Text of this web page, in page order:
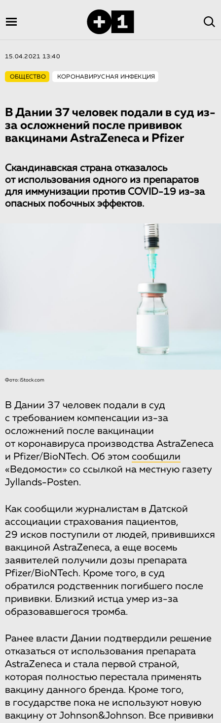
15.04.2021 13:40
ОБЩЕСТВО КОРОНАВИРУСНАЯ ИНФЕКЦИЯ
В Дании 37 человек подали в суд из-
за осложнений после прививок
вакцинами AstraZeneca и Pfizer
Скандинавская страна отказалось
от использования одного из препаратов
для иммунизации против COVID-19 из-за
опасных побочных эффектов.
Фото: iStock.com
В Дании 37 человек подали в суд
с требованием компенсации из-за
осложнений после вакцинации
от коронавируса производства AstraZeneca
и Pfizer/BioNTech. Об этом сообщили
«Ведомости» со ссылкой на местную газету
Jyllands-Posten.
Как сообщили журналистам в Датской
ассоциации страхования пациентов,
29 исков поступили от людей, привившихся
вакциной AstraZeneca, а еще восемь
заявителей получили дозы препарата
Pfizer/BioNTech. Кроме того, в суд
обратился родственник погибшего после
прививки. Близкий истца умер из-за
образовавшегося тромба.
Ранее власти Дании подтвердили решение
отказаться от использования препарата
AstraZeneca и стала первой страной,
которая полностью перестала применять
вакцину данного бренда. Кроме того,
в государстве пока не используют новую
вакцину от Johnson&Johnson. Все прививки